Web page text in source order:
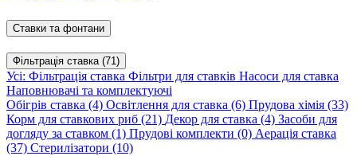
Ставки та фонтани
Фільтрація ставка (71)
Усі: Фільтрація ставка Фільтри для ставків Насоси для ставка
Наповнювачі та комплектуючі
Обігрів ставка (4) Освітлення для ставка (6) Прудова хімія (33)
Корм для ставкових риб (21) Декор для ставка (4) Засоби для
догляду за ставком (1) Прудові комплекти (0) Аерація ставка
(37) Стерилізатори (10)